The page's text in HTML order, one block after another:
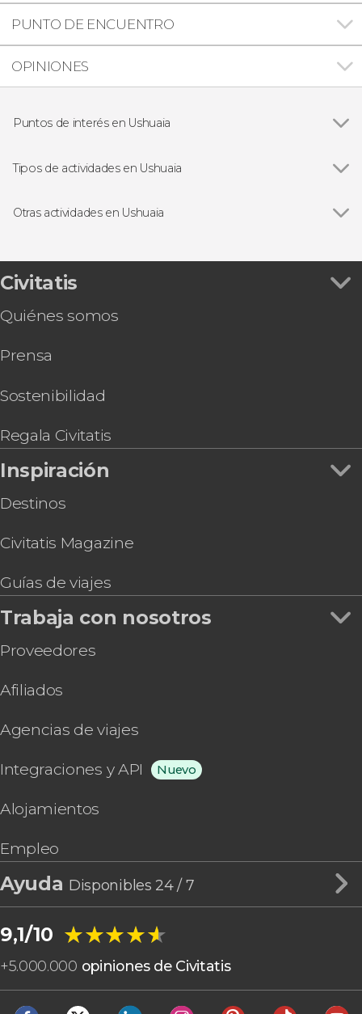
PUNTO DE ENCUENTRO
OPINIONES
Puntos de interés en Ushuaia
Tipos de actividades en Ushuaia
Paseos en barco
4x4
Paseos aéreos
Otras actividades en Ushuaia
Tierra Mayor
Paseo a caballo por el lago Escondido
Tren del Fin del Mundo con audioguía
Aventura nocturna en moto de nieve, trineo y
Packrafting en el río Olivia
Escondido
Tour del whisky por Tierra del Fuego
Excursión en bicicleta de montaña desde
Civitatis
Quiénes somos
Prensa
Sostenibilidad
Regala Civitatis
Inspiración
Destinos
Civitatis Magazine
Guías de viajes
Trabaja con nosotros
Proveedores
Afiliados
Agencias de viajes
Integraciones y API Nuevo
Alojamientos
Empleo
Ayuda Disponibles 24 / 7
9,1/10 ★★★★★
★★★★★
+5.000.000 opiniones de Civitatis